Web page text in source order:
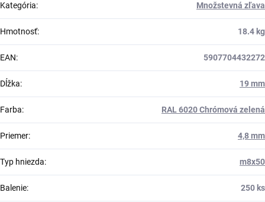
Kategória: Množstevná zľava
Hmotnosť: 18.4 kg
EAN: 5907704432272
Dĺžka: 19 mm
Farba: RAL 6020 Chrómová zelená
Priemer: 4,8 mm
Typ hniezda: m8x50
Balenie: 250 ks